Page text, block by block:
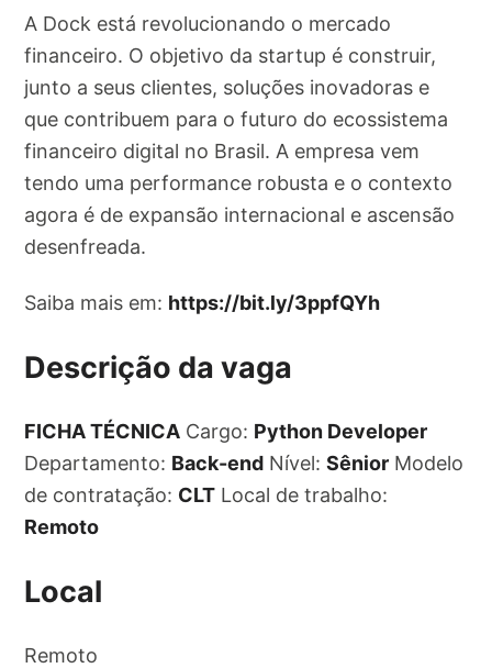
A Dock está revolucionando o mercado
financeiro. O objetivo da startup é construir,
junto a seus clientes, soluções inovadoras e
que contribuem para o futuro do ecossistema
financeiro digital no Brasil. A empresa vem
tendo uma performance robusta e o contexto
agora é de expansão internacional e ascensão
desenfreada.
Saiba mais em: https://bit.ly/3ppfQYh
Descrição da vaga
FICHA TÉCNICA Cargo: Python Developer
Departamento: Back-end Nível:Sênior Modelo
de contratação: CLT Local de trabalho:
Remoto
Local
Remoto